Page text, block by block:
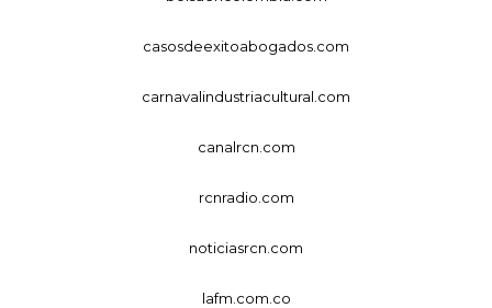
casosdeexitoabogados.com
carnavalindustriacultural.com
canalrcn.com
rcnradio.com
noticiasrcn.com
lafm.com.co